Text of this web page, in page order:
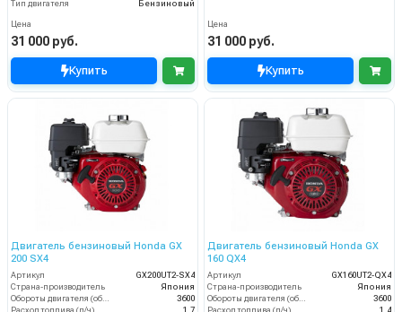
Тип двигателя
Бензиновый
Цена
31 000 руб.
Купить
Цена
31 000 руб.
Купить
Двигатель бензиновый Honda GX
200 SX4
Артикул
GX200UT2-SX4
Страна-производитель
Япония
3600
Расход топлива (л/ч)
1.7
Двигатель бензиновый Honda GX
160 QX4
Артикул
GX160UT2-QX4
Страна-производитель
Япония
3600
Расход топлива (л/ч)
1.4